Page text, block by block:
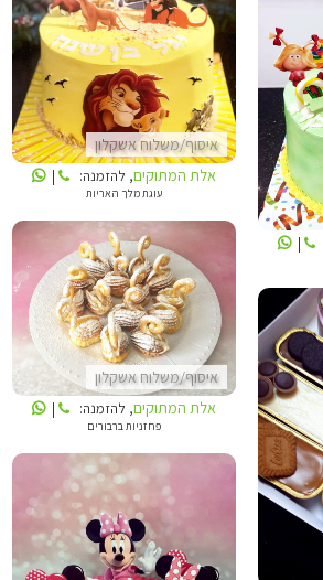
איסוף/משלוח אשקלון
אלת המתוקים
אלת המתוקים, להזמנה: |
עוגת מלך האריות
|
איסוף/משלוח אשקלון
אלת המתוקים
אלת המתוקים, להזמנה: |
פחזניות ברבורים